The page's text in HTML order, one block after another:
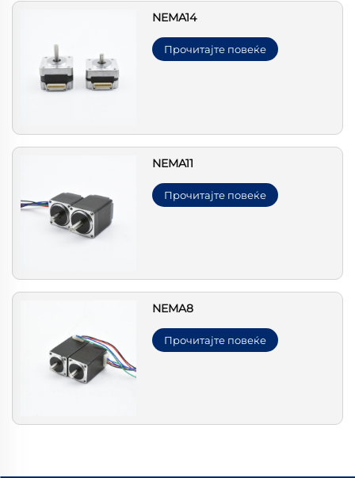
NEMA14
Прочитајте повеќе
NEMA11
Прочитајте повеќе
NEMA8
Прочитајте повеќе